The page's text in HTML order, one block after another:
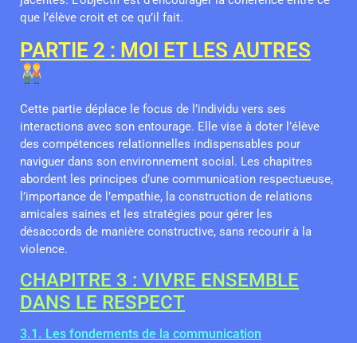
que l’élève croit et ce qu’il fait.
PARTIE 2 : MOI ET LES AUTRES
Cette partie déplace le focus de l’individu vers ses
interactions avec son entourage. Elle vise à doter l’élève
des compétences relationnelles indispensables pour
naviguer dans son environnement social. Les chapitres
abordent les principes d’une communication respectueuse,
l’importance de l’empathie, la construction de relations
amicales saines et les stratégies pour gérer les
désaccords de manière constructive, sans recourir à la
violence.
CHAPITRE 3 : VIVRE ENSEMBLE
DANS LE RESPECT
3.1. Les fondements de la communication